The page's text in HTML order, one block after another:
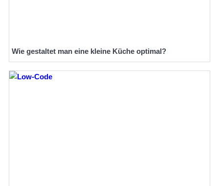
Wie gestaltet man eine kleine Küche optimal?